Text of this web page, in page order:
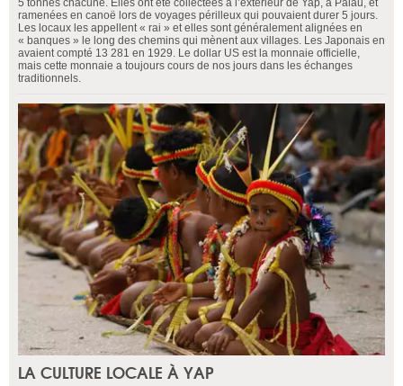
5 tonnes chacune. Elles ont été collectées à l’extérieur de Yap, à Palau, et
ramenées en canoë lors de voyages périlleux qui pouvaient durer 5 jours.
Les locaux les appellent « rai » et elles sont généralement alignées en
« banques » le long des chemins qui mènent aux villages. Les Japonais en
avaient compté 13 281 en 1929. Le dollar US est la monnaie officielle,
mais cette monnaie a toujours cours de nos jours dans les échanges
traditionnels.
LA CULTURE LOCALE À YAP